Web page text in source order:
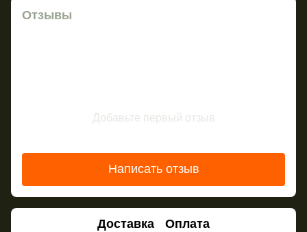
Отзывы
Добавьте первый отзыв
Написать отзыв
Доставка Оплата